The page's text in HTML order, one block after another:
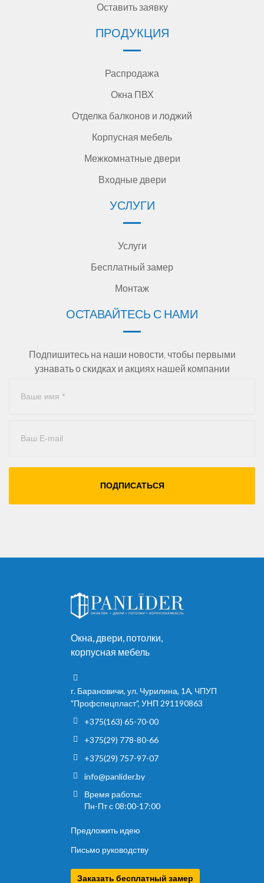
Оставить заявку
ПРОДУКЦИЯ
Распродажа
Окна ПВХ
Отделка балконов и лоджий
Корпусная мебель
Межкомнатные двери
Входные двери
УСЛУГИ
Услуги
Бесплатный замер
Монтаж
ОСТАВАЙТЕСЬ С НАМИ
Подпишитесь на наши новости, чтобы первыми
узнавать о скидках и акциях нашей компании
ПОДПИСАТЬСЯ
Окна, двери, потолки,
корпусная мебель
г. Барановичи, ул. Чурилина, 1А, ЧПУП
"Профспецпласт", УНП 291190863
+375(163) 65-70-00
+375(29) 778-80-66
+375(29) 757-97-07
info@panlider.by
Время работы:
Пн-Пт с 08:00-17:00
Предложить идею
Письмо руководству
Заказать бесплатный замер